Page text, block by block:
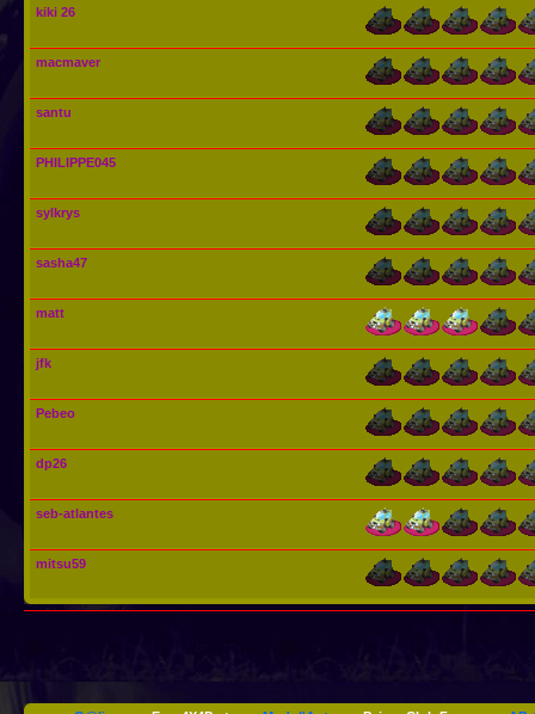
kiki 26
macmaver
santu
PHILIPPE045
sylkrys
sasha47
matt
jfk
Pebeo
dp26
seb-atlantes
mitsu59